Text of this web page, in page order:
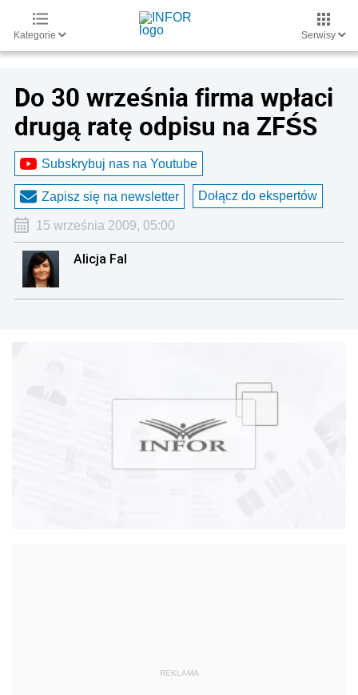
Kategorie Serwisy
Do 30 września firma wpłaci
drugą ratę odpisu na ZFŚS
Subskrybuj nas na Youtube
Zapisz się na newsletter Dołącz do ekspertów
15 września 2009, 05:00
Alicja Fal